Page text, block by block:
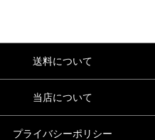
送料について
当店について
プライバシーポリシー